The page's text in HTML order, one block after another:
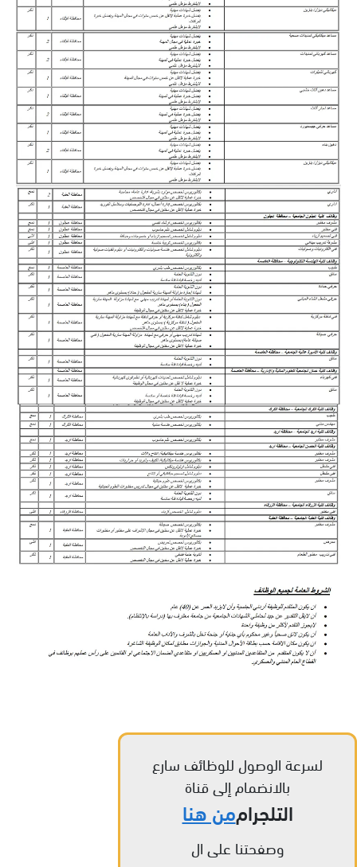
لسرعة الوصول للوظائف سارع
بالانضمام إلى قناة
التلجراممن هنا
وصفحتنا على ال